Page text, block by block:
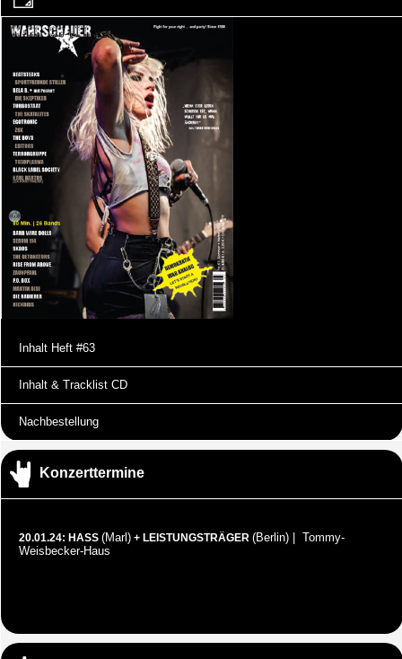
Inhalt Heft #63
Inhalt & Tracklist CD
Nachbestellung
Konzerttermine
20.01.24: HASS (Marl) + LEISTUNGSTRÄGER (Berlin) | Tommy-
Weisbecker-Haus